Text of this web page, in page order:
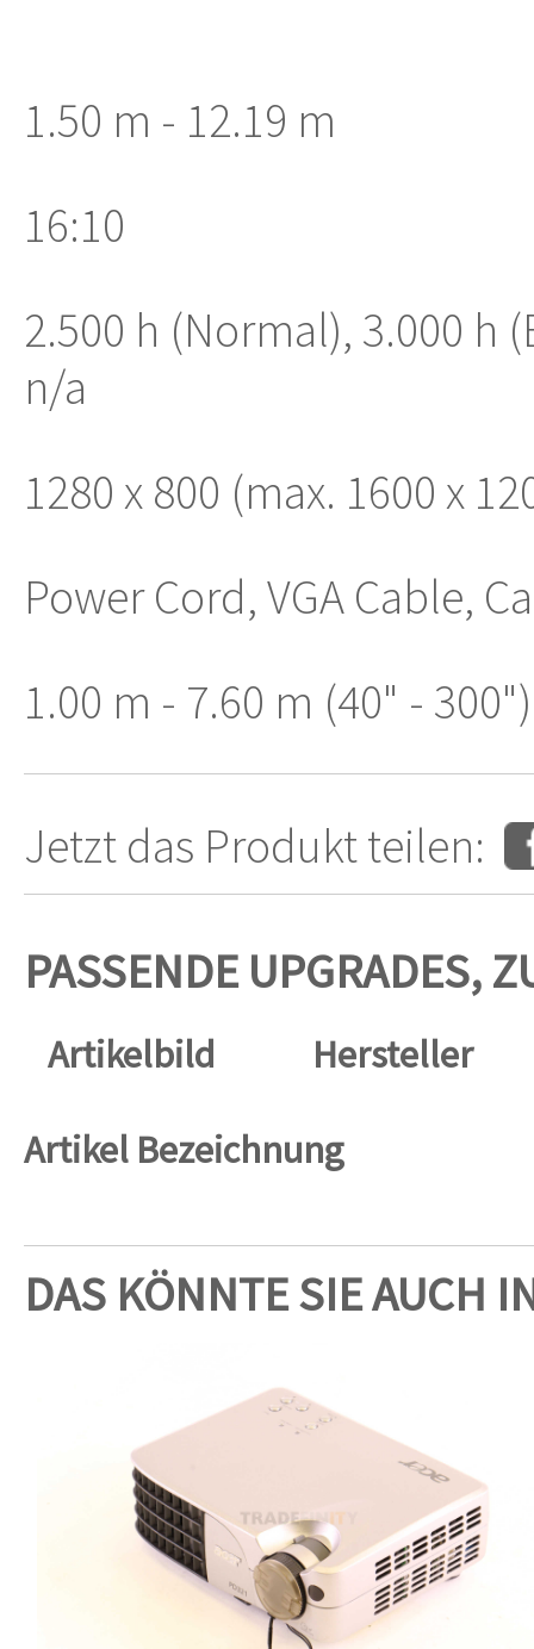
1.50 m - 12.19 m
16:10
2.500 h (Normal), 3.000 h
n/a
1280 x 800 (max. 1600 x
Power Cord, VGA Cable,
1.00 m - 7.60 m (40" - 300")
Jetzt das Produkt teilen:
PASSENDE UPGRADES,
Artikelbild
Hersteller
Artikel Bezeichnung
DAS KÖNNTE SIE AUCH